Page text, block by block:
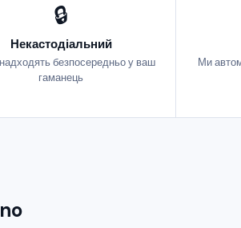
🔒
Некастодіальний
безпосередньо у ваш
гаманець
Ми